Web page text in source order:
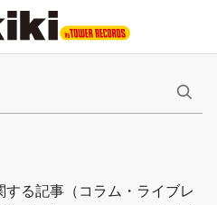
る記事（コラム・ライブレ